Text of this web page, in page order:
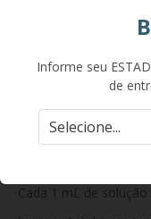
mielina dos nervos
Composição:
Cada 1 mL de
Informe seu
de